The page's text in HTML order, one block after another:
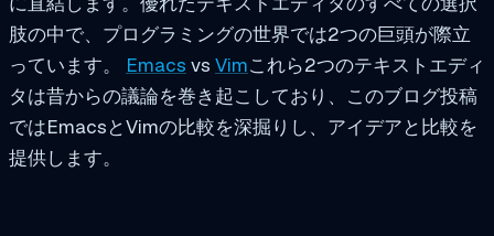
肢の中で、プログラミングの世界では2つの巨頭が際立
っています。 Emacs vs Vimこれら2つのテキストエディ
タは昔からの議論を巻き起こしており、このブログ投稿
ではEmacsとVimの比較を深掘りし、アイデアと比較を
提供します。